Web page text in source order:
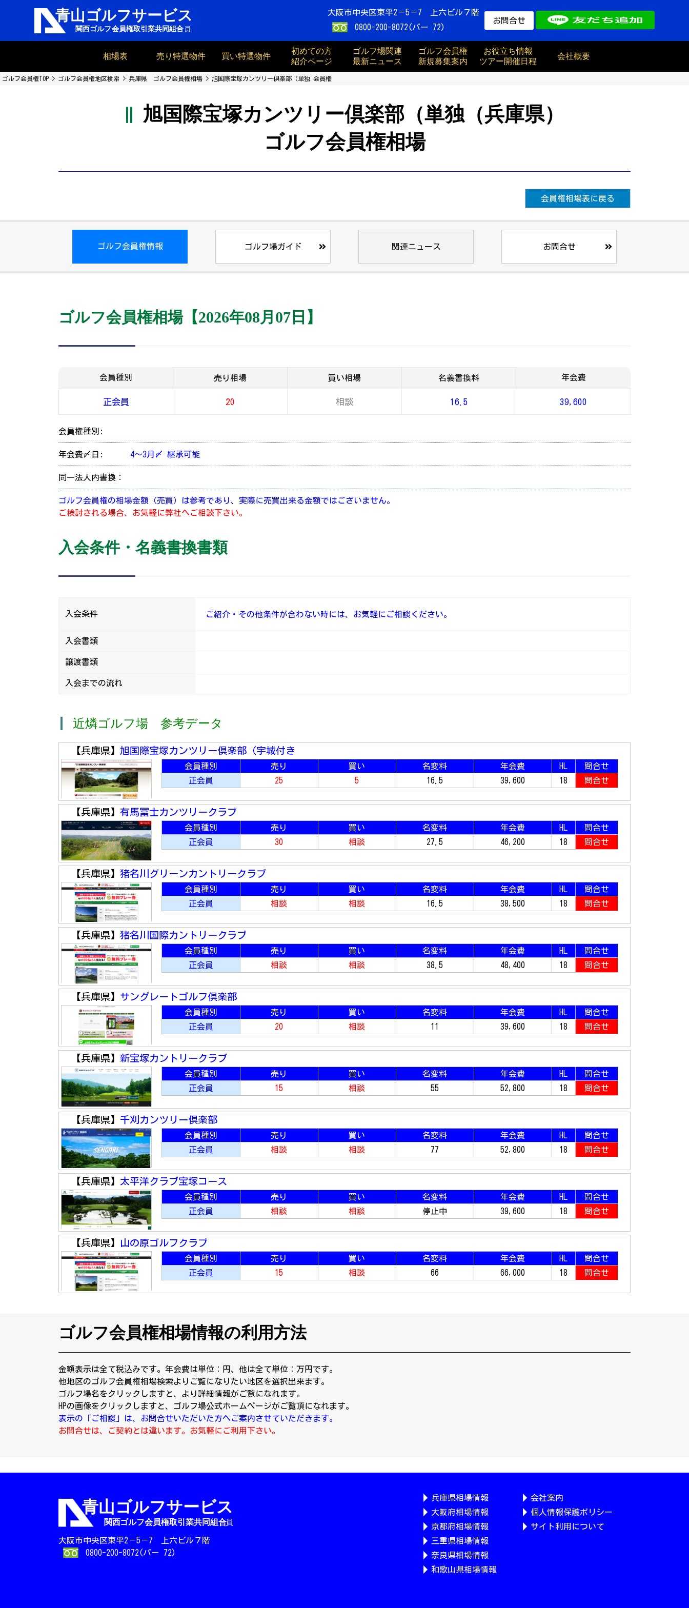
大阪市中央区東平2－5－7 上六ビル７階
0800-200-8072(パー 72)
お問合せ
相場表 売り特選物件 買い特選物件
初めての方
紹介ページ
ゴルフ場関連
最新ニュース
ゴルフ会員権
新規募集案内
お役立ち情報
ツアー開催日程
会社概要
ゴルフ会員権TOP ゴルフ会員権地区検索 兵庫県 ゴルフ会員権相場 旭国際宝塚カンツリー倶楽部（単独 会員権
旭国際宝塚カンツリー倶楽部（単独（兵庫県）
ゴルフ会員権相場
会員権相場表に戻る
ゴルフ会員権情報 ゴルフ場ガイド 関連ニュース お問合せ
ゴルフ会員権相場【2026年08月07日】
会員種別 売り相場 買い相場 名義書換料 年会費
正会員 20 相談 16.5 39,600
会員権種別:
年会費〆日: 4～3月〆 継承可能
同一法人内書換：
ゴルフ会員権の相場金額（売買）は参考であり、実際に売買出来る金額ではございません。
ご検討される場合、お気軽に弊社へご相談下さい。
入会条件・名義書換書類
入会条件 ご紹介・その他条件が合わない時には、お気軽にご相談ください。
入会書類
譲渡書類
入会までの流れ
近燐ゴルフ場 参考データ
【兵庫県】 旭国際宝塚カンツリー倶楽部（宇城付き
会員種別 売り 買い 名変料 年会費 HL
問合せ
正会員
25 5 16.5 39,600 18 問合せ
【兵庫県】 有馬冨士カンツリークラブ
会員種別 売り 買い 名変料 年会費 HL
問合せ
正会員
30 相談 27.5 46,200 18 問合せ
【兵庫県】 猪名川グリーンカントリークラブ
会員種別 売り 買い 名変料 年会費 HL
問合せ
正会員
相談 相談 16.5 38,500 18 問合せ
【兵庫県】 猪名川国際カントリークラブ
会員種別 売り 買い 名変料 年会費 HL
問合せ
正会員
相談 相談 38.5 48,400 18 問合せ
【兵庫県】 サングレートゴルフ倶楽部
会員種別 売り 買い 名変料 年会費 HL
問合せ
正会員
20 相談 11 39,600 18 問合せ
【兵庫県】 新宝塚カントリークラブ
会員種別 売り 買い 名変料 年会費 HL
問合せ
正会員
15 相談 55 52,800 18 問合せ
【兵庫県】 千刈カンツリー倶楽部
会員種別 売り 買い 名変料 年会費 HL
問合せ
正会員
相談 相談 77 52,800 18 問合せ
【兵庫県】 太平洋クラブ宝塚コース
会員種別 売り 買い 名変料 年会費 HL
問合せ
正会員
相談 相談 停止中 39,600 18 問合せ
【兵庫県】 山の原ゴルフクラブ
会員種別 売り 買い 名変料 年会費 HL
問合せ
正会員
15 相談 66 66,000 18 問合せ
ゴルフ会員権相場情報の利用方法
金額表示は全て税込みです。年会費は単位：円、他は全て単位：万円です。
他地区のゴルフ会員権相場検索よりご覧になりたい地区を選択出来ます。
ゴルフ場名をクリックしますと、より詳細情報がご覧になれます。
HPの画像をクリックしますと、ゴルフ場公式ホームページがご覧頂になれます。
表示の「ご相談」は、お問合せいただいた方へご案内させていただきます。
お問合せは、ご契約とは違います。お気軽にご利用下さい。
大阪市中央区東平2－5－7 上六ビル７階
0800-200-8072(パー 72)
兵庫県相場情報
大阪府相場情報
京都府相場情報
三重県相場情報
奈良県相場情報
和歌山県相場情報
会社案内
個人情報保護ポリシー
サイト利用について